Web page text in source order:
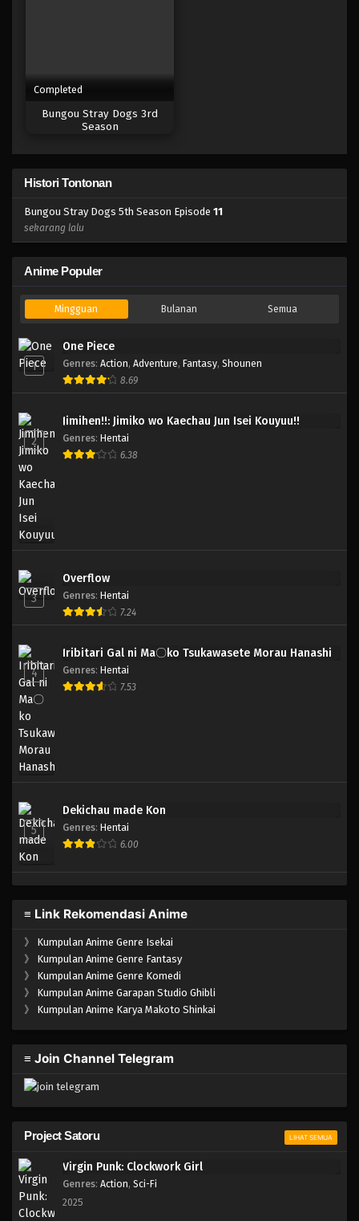
Completed
Bungou Stray Dogs 3rd
Season
Histori Tontonan
Bungou Stray Dogs 5th Season Episode 11
sekarang lalu
Anime Populer
Mingguan Bulanan Semua
1
One Piece
Genres: Action, Adventure, Fantasy, Shounen
8.69
2
Jimihen!!: Jimiko wo Kaechau Jun Isei Kouyuu!!
Genres: Hentai
6.38
3
Overflow
Genres: Hentai
7.24
4
Iribitari Gal ni Ma〇ko Tsukawasete Morau Hanashi
Genres: Hentai
7.53
5
Dekichau made Kon
Genres: Hentai
6.00
≡ Link Rekomendasi Anime
》 Kumpulan Anime Genre Isekai
》 Kumpulan Anime Genre Fantasy
》 Kumpulan Anime Genre Komedi
》 Kumpulan Anime Garapan Studio Ghibli
》 Kumpulan Anime Karya Makoto Shinkai
≡ Join Channel Telegram
Project Satoru LIHAT SEMUA
Virgin Punk: Clockwork Girl
Genres: Action, Sci-Fi
2025